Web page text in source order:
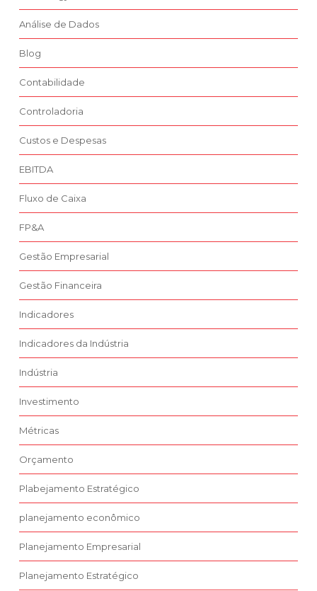
Análise de Dados
Blog
Contabilidade
Controladoria
Custos e Despesas
EBITDA
Fluxo de Caixa
FP&A
Gestão Empresarial
Gestão Financeira
Indicadores
Indicadores da Indústria
Indústria
Investimento
Métricas
Orçamento
Plabejamento Estratégico
planejamento econômico
Planejamento Empresarial
Planejamento Estratégico